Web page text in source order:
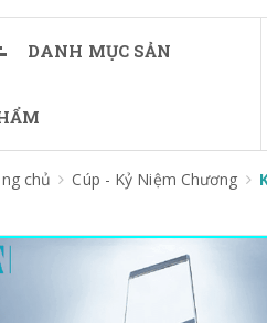
DANH MỤC SẢN
chủ Cúp - Kỷ Niệm Chương